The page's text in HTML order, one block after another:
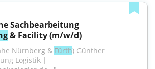
& Facility (m/w/d)
Nürnberg & Fürth) Günther
Logistik |